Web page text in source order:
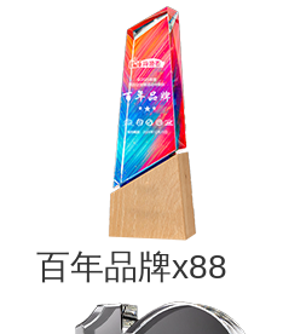
百年品牌x88